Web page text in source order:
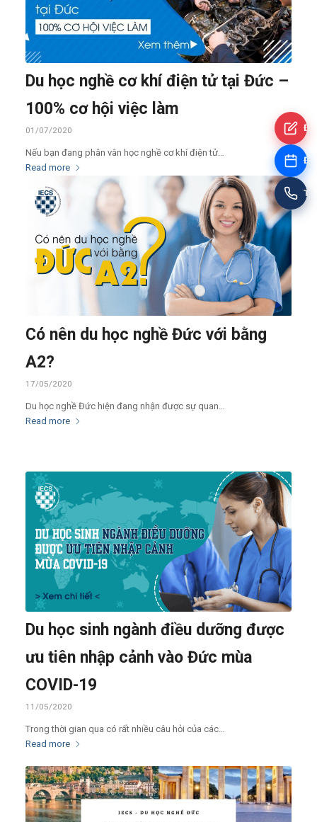
Du học nghề cơ khí điện tử tại Đức –
100% cơ hội việc làm
01/07/2020
Nếu bạn đang phân vân học nghề cơ khí điện tử…
Read more
Có nên du học nghề Đức với bằng
A2?
17/05/2020
Du học nghề Đức hiện đang nhận được sự quan…
Read more
Du học sinh ngành điều dưỡng được
ưu tiên nhập cảnh vào Đức mùa
COVID-19
11/05/2020
Trong thời gian qua có rất nhiều câu hỏi của các…
Read more
Tư